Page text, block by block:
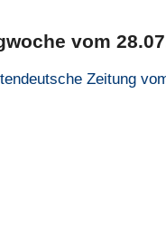
vom
Zeitung